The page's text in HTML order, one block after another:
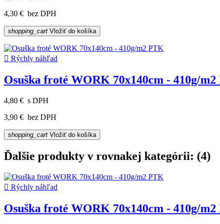
4,30 € bez DPH
shopping_cart Vložiť do košíka
 Rýchly náhľad
Osuška froté WORK 70x140cm - 410g/
4,80 € s DPH
3,90 € bez DPH
shopping_cart Vložiť do košíka
Ďalšie produkty v rovnakej kategórii: (4)
 Rýchly náhľad
Osuška froté WORK 70x140cm - 410g/